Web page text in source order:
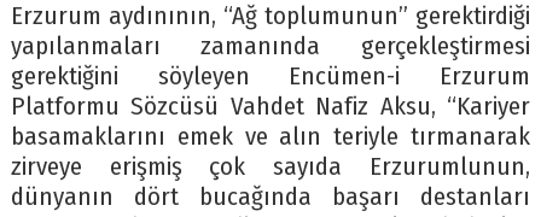
Erzurum aydınının, “Ağ toplumunun” gerektirdiği
yapılanmaları zamanında gerçekleştirmesi
gerektiğini söyleyen Encümen-i Erzurum
Platformu Sözcüsü Vahdet Nafiz Aksu, “Kariyer
basamaklarını emek ve alın teriyle tırmanarak
zirveye erişmiş çok sayıda Erzurumlunun,
dünyanın dört bucağında başarı destanları